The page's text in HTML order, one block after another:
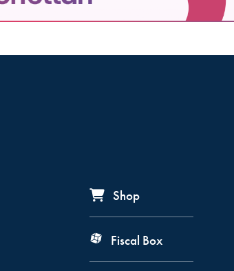
Shop
Fiscal Box